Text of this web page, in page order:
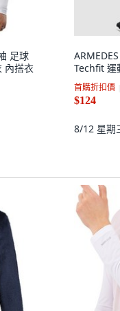
足球
內搭衣
Techfit 運
首購折扣價
$124
8/12 星期